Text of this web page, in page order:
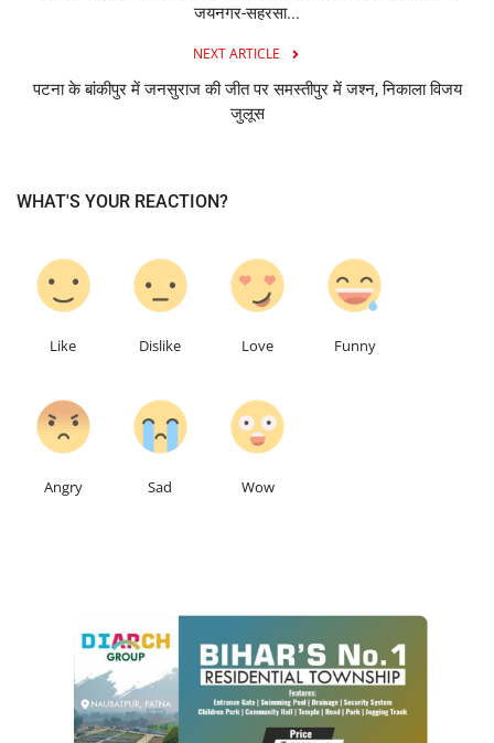
जयनगर-सहरसा...
NEXT ARTICLE
पटना के बांकीपुर में जनसुराज की जीत पर समस्तीपुर में जश्न, निकाला विजय
जुलूस
WHAT'S YOUR REACTION?
Like Dislike Love Funny
Angry Sad Wow